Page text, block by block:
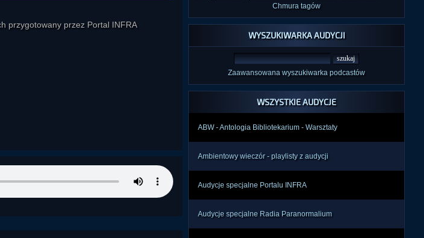
przygotowany przez Portal INFRA
Chmura tagów
WYSZUKIWARKA AUDYCJI
Zaawansowana wyszukiwarka podcastów
WSZYSTKIE AUDYCJE
ABW - Antologia Bibliotekarium - Warsztaty
Ambientowy wieczór - playlisty z audycji
Audycje specjalne Portalu INFRA
Audycje specjalne Radia Paranormalium